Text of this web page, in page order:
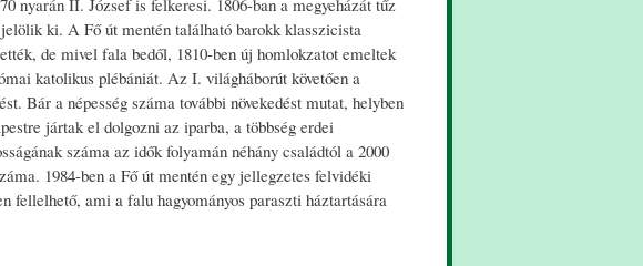
ki. A Fő út mentén található barokk klasszicista
de mivel fala bedől, 1810-ben új homlokzatot emeltek
katolikus plébániát. Az I. világháborút követően a
Bár a népesség száma további növekedést mutat, helyben
jártak el dolgozni az iparba, a többség erdei
száma az idők folyamán néhány családtól a 2000
1984-ben a Fő út mentén egy jellegzetes felvidéki
fellelhető, ami a falu hagyományos paraszti háztartására